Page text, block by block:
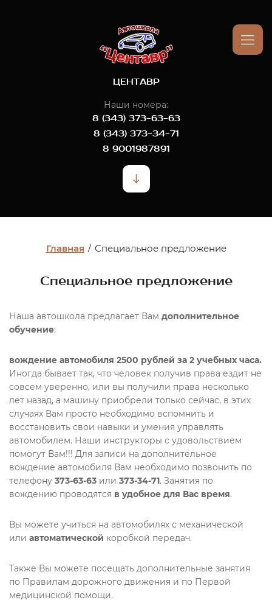
ЦЕНТАВР
Наши номера:
8 (343) 373-63-63
8 (343) 373-34-71
8 9001987891
Главная / Специальное предложение
Специальное предложение
Наша автошкола предлагает Вам дополнительное
обучение:
вождение автомобиля 2500 рублей за 2 учебных часа.
Иногда бывает так, что человек получив права ездит не
совсем уверенно, или вы получили права несколько
лет назад, а машину приобрели только сейчас, в этих
случаях Вам просто необходимо вспомнить и
восстановить свои навыки и умения управлять
автомобилем. Наши инструкторы с удовольствием
помогут Вам!!! Для записи на дополнительное
вождение автомобиля Вам необходимо позвонить по
телефону 373-63-63 или 373-34-71. Занятия по
вождению проводятся в удобное для Вас время.
Вы можете учиться на автомобилях с механической
или автоматической коробкой передач.
Также Вы можете посещать дополнительные занятия
по Правилам дорожного движения и по Первой
медицинской помощи.